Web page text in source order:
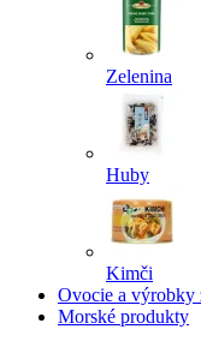
Zelenina
Huby
Kimči
Ovocie a výrobky
Morské produkty